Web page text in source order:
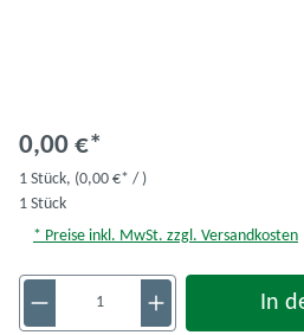
0,00 €*
1 Stück, (0,00 €* / )
1 Stück
* Preise inkl. MwSt. zzgl. Versandkosten
Produkt Anzahl: Gib den
In